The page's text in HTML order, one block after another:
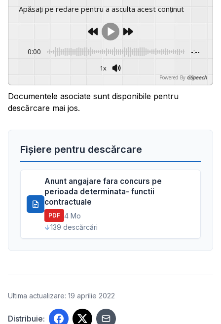
Apăsați pe redare pentru a asculta acest conținut
0:00 -:--
1x
Powered By GSpeech
Documentele asociate sunt disponibile pentru
descărcare mai jos.
Fișiere pentru descărcare
Anunt angajare fara concurs pe
perioada determinata- functii
contractuale
PDF 4 Mo
139 descărcări
Ultima actualizare: 19 aprilie 2022
Distribuie: